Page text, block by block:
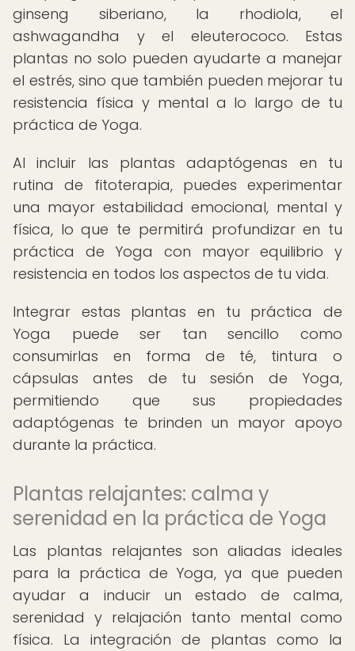
ginseng siberiano, la rhodiola, el
ashwagandha y el eleuterococo. Estas
plantas no solo pueden ayudarte a manejar
el estrés, sino que también pueden mejorar tu
resistencia física y mental a lo largo de tu
práctica de Yoga.
Al incluir las plantas adaptógenas en tu
rutina de fitoterapia, puedes experimentar
una mayor estabilidad emocional, mental y
física, lo que te permitirá profundizar en tu
práctica de Yoga con mayor equilibrio y
resistencia en todos los aspectos de tu vida.
Integrar estas plantas en tu práctica de
Yoga puede ser tan sencillo como
consumirlas en forma de té, tintura o
cápsulas antes de tu sesión de Yoga,
permitiendo que sus propiedades
adaptógenas te brinden un mayor apoyo
durante la práctica.
Plantas relajantes: calma y
serenidad en la práctica de Yoga
Las plantas relajantes son aliadas ideales
para la práctica de Yoga, ya que pueden
ayudar a inducir un estado de calma,
serenidad y relajación tanto mental como
física. La integración de plantas como la